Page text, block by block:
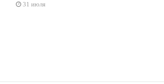
31 июля